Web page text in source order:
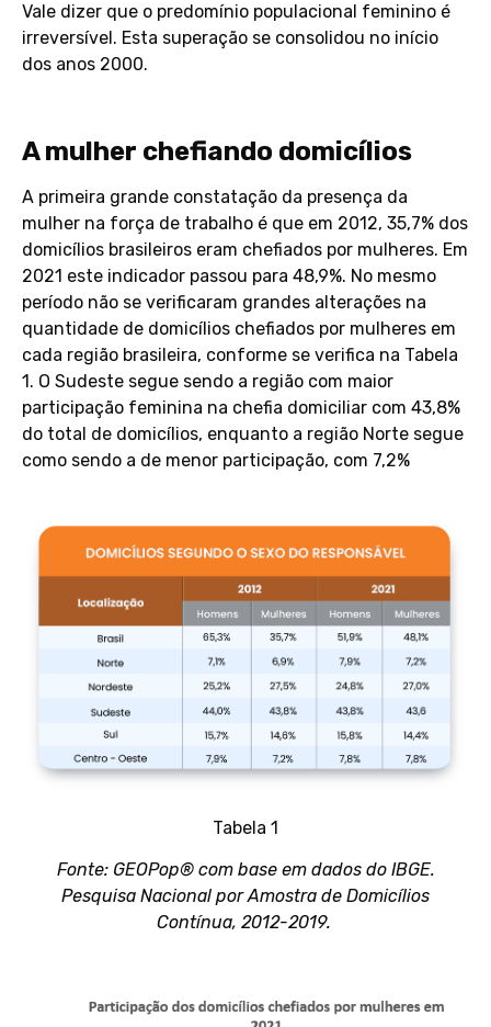
Vale dizer que o predomínio populacional feminino é
irreversível. Esta superação se consolidou no início
dos anos 2000.
A mulher chefiando domicílios
A primeira grande constatação da presença da
mulher na força de trabalho é que em 2012, 35,7% dos
domicílios brasileiros eram chefiados por mulheres. Em
2021 este indicador passou para 48,9%. No mesmo
período não se verificaram grandes alterações na
quantidade de domicílios chefiados por mulheres em
cada região brasileira, conforme se verifica na Tabela
1. O Sudeste segue sendo a região com maior
participação feminina na chefia domiciliar com 43,8%
do total de domicílios, enquanto a região Norte segue
como sendo a de menor participação, com 7,2%
Tabela 1
Fonte: GEOPop® com base em dados do IBGE.
Pesquisa Nacional por Amostra de Domicílios
Contínua, 2012-2019.